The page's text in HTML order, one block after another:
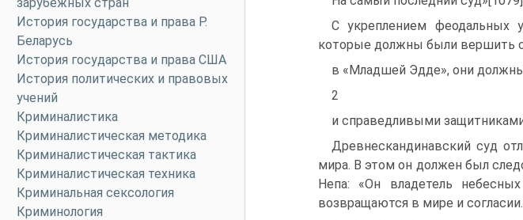
История государства и права Р.
Беларусь
История государства и права США
История политических и правовых
учений
Криминалистика
Криминалистическая методика
Криминалистическая тактика
Криминалистическая техника
Криминальная сексология
Криминология
С укреплением феодальных
которые должны были вершить
в «Младшей Эдде», они
2
и справедливыми
Древнескандинавский суд
мира. В этом он должен был
Непа: «Он владетель
возвращаются в мире и